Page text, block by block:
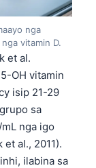
nga
vitamin D.
et al.
OH vitamin
isip 21-29
sa
nga igo
al., 2011).
ilabina sa